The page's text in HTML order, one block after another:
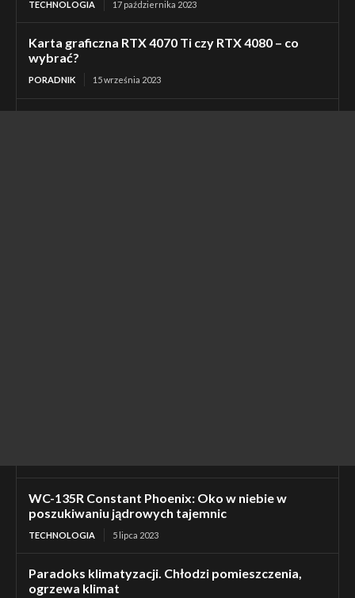
TECHNOLOGIA 17 października 2023
Karta graficzna RTX 4070 Ti czy RTX 4080 – co
wybrać?
PORADNIK 15 września 2023
WC-135R Constant Phoenix: Oko w niebie w
poszukiwaniu jądrowych tajemnic
TECHNOLOGIA 5 lipca 2023
Paradoks klimatyzacji. Chłodzi pomieszczenia,
ogrzewa klimat